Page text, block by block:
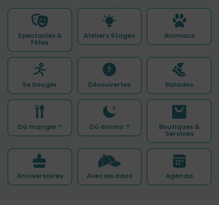
Spectacles &
Fêtes
Ateliers Stages Animaux
Se bouger Découvertes Balades
Où manger ? Où dormir ? Boutiques &
Services
Anniversaires Avec les ados Agenda